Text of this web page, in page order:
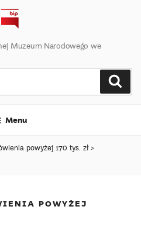
Muzeum Narodowego we
Menu
powyżej 170 tys. zł>
POWYŻEJ